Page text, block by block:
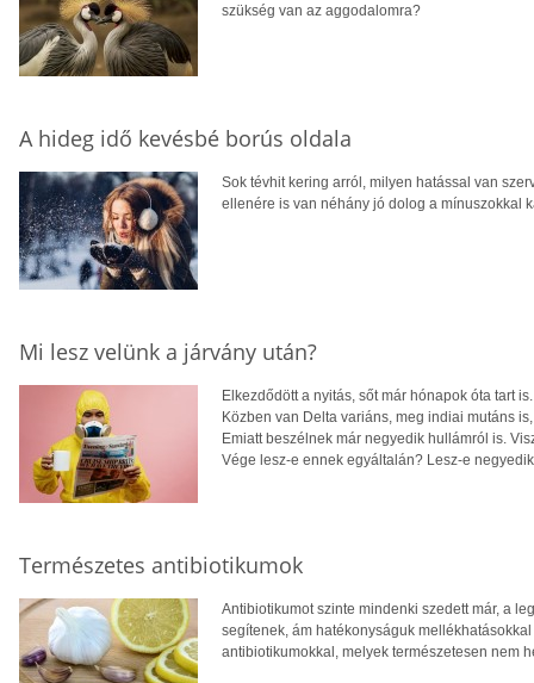
szükség van az aggodalomra?
A hideg idő kevésbé borús oldala
Sok tévhit kering arról, milyen hatással van
ellenére is van néhány jó dolog a mínuszokkal
Mi lesz velünk a járvány után?
Elkezdődött a nyitás, sőt már hónapok óta tart
Közben van Delta variáns, meg indiai mutáns
Emiatt beszélnek már negyedik hullámról is.
Vége lesz-e ennek egyáltalán? Lesz-e
Természetes antibiotikumok
Antibiotikumot szinte mindenki szedett már, a
segítenek, ám hatékonyságuk
antibiotikumokkal, melyek természetesen nem